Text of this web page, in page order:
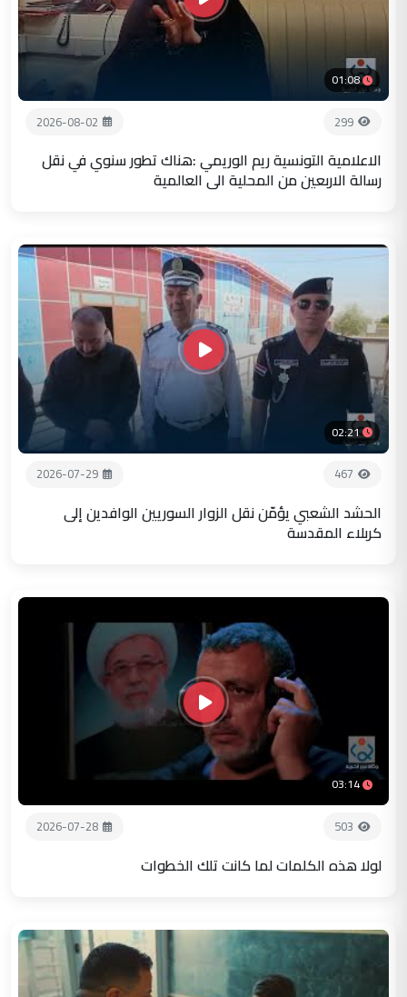
01:08
299
2026-08-02
الاعلامية التونسية ريم الوريمي :هناك تطور سنوي في نقل
رسالة الاربعين من المحلية الى العالمية
02:21
467
2026-07-29
الحشد الشعبي يؤمّن نقل الزوار السوريين الوافدين إلى
كربلاء المقدسة
03:14
503
2026-07-28
لولا هذه الكلمات لما كانت تلك الخطوات